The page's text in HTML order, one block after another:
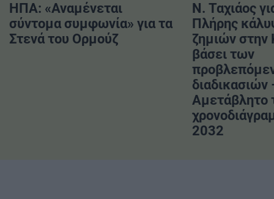
ΗΠΑ: «Αναμένεται
σύντομα συμφωνία» για τα
Στενά του Ορμούζ
Ν. Ταχιάος
Πλήρης
ζημιών στην
βάσει των
διαδικασιών
Αμετάβλητο
2032